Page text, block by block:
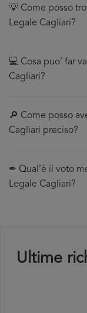
💡 Come posso
Legale Cagliari?
💻 Cosa puo’ far
Cagliari?
🔎 Come posso
Cagliari preciso?
✒ Qual’è il voto
Legale Cagliari?
Ultime